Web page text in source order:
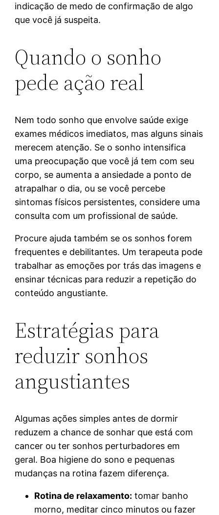
indicação de medo de confirmação de algo
que você já suspeita.
Quando o sonho
pede ação real
Nem todo sonho que envolve saúde exige
exames médicos imediatos, mas alguns sinais
merecem atenção. Se o sonho intensifica
uma preocupação que você já tem com seu
corpo, se aumenta a ansiedade a ponto de
atrapalhar o dia, ou se você percebe
sintomas físicos persistentes, considere uma
consulta com um profissional de saúde.
Procure ajuda também se os sonhos forem
frequentes e debilitantes. Um terapeuta pode
trabalhar as emoções por trás das imagens e
ensinar técnicas para reduzir a repetição do
conteúdo angustiante.
Estratégias para
reduzir sonhos
angustiantes
Algumas ações simples antes de dormir
reduzem a chance de sonhar que está com
cancer ou ter sonhos perturbadores em
geral. Boa higiene do sono e pequenas
mudanças na rotina fazem diferença.
Rotina de relaxamento: tomar banho
morno, meditar cinco minutos ou fazer